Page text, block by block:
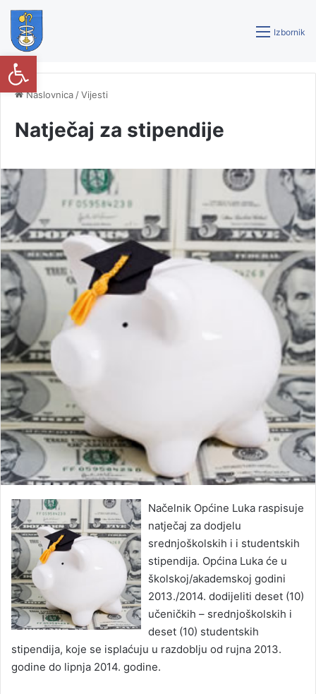
Izbornik
Naslovnica /Vijesti
Natječaj za stipendije
Načelnik Općine Luka raspisuje
natječaj za dodjelu
srednjoškolskih i i studentskih
stipendija. Općina Luka će u
školskoj/akademskoj godini
2013./2014. dodijeliti deset (10)
učeničkih – srednjoškolskih i
deset (10) studentskih
stipendija, koje se isplaćuju u razdoblju od rujna 2013.
godine do lipnja 2014. godine.
Open toolbar